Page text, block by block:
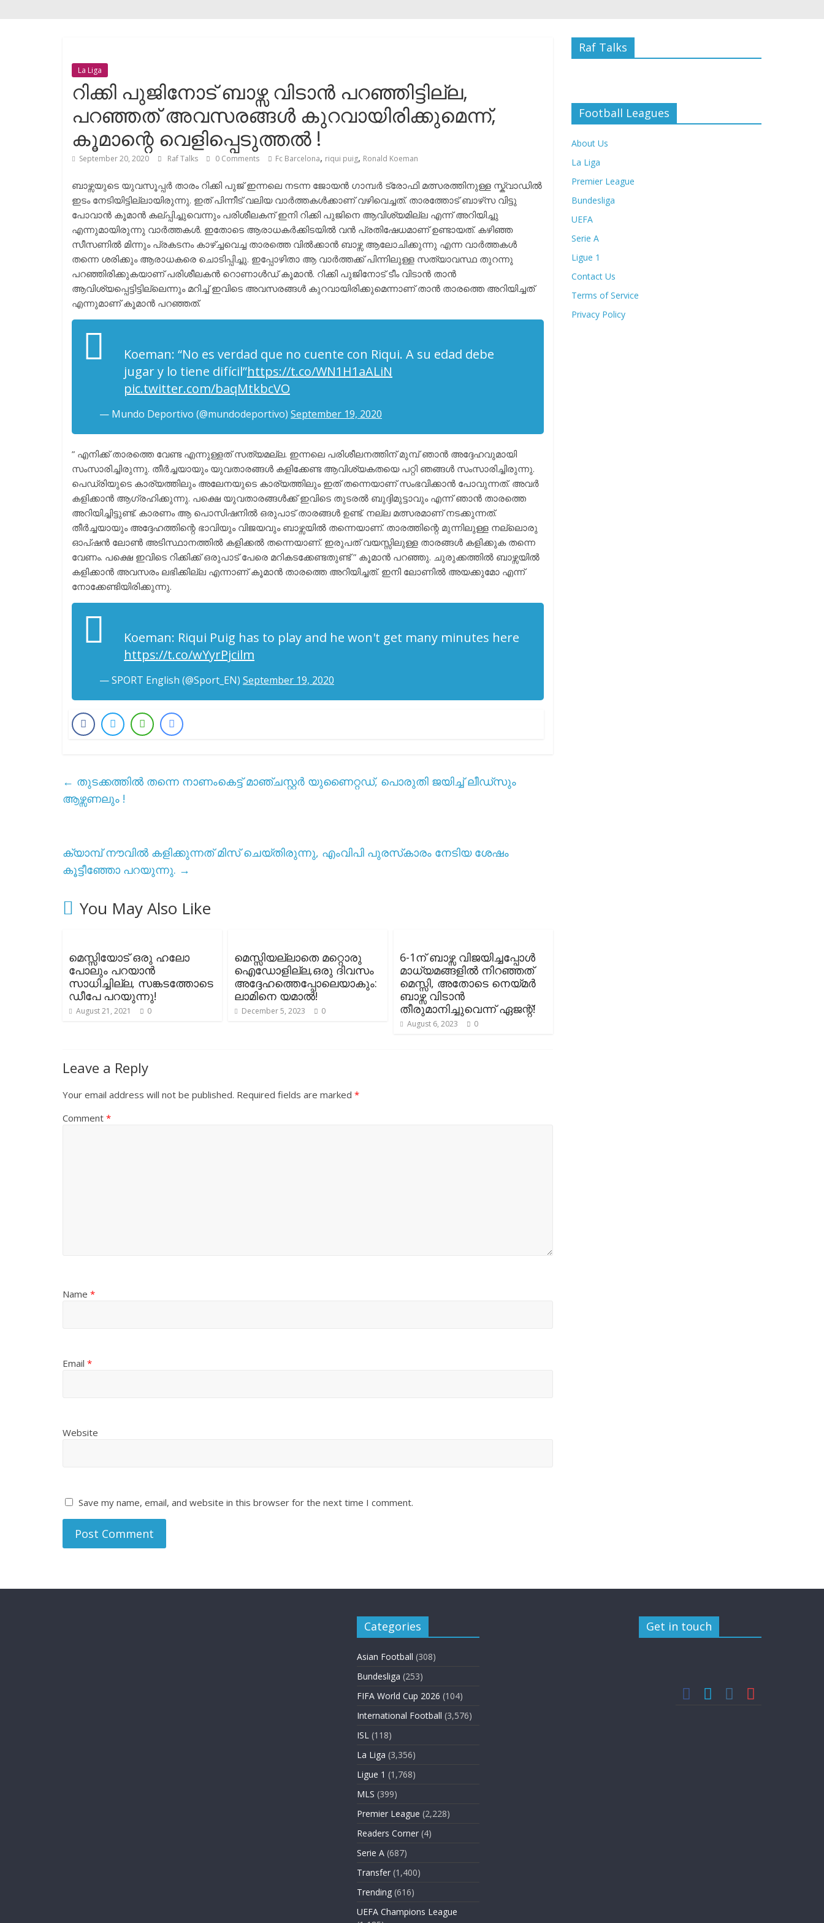
La Liga
റിക്കി പുജിനോട് ബാഴ്സ വിടാൻ പറഞ്ഞിട്ടില്ല,
പറഞ്ഞത് അവസരങ്ങൾ കുറവായിരിക്കുമെന്ന്,
കൂമാന്റെ വെളിപ്പെടുത്തൽ !
September 20, 2020 Raf Talks 0 Comments Fc Barcelona, riqui puig, Ronald Koeman
ബാഴ്സയുടെ യുവസൂപ്പർ താരം റിക്കി പുജ്‌ ഇന്നലെ നടന്ന ജോയൻ ഗാമ്പർ ട്രോഫി മത്സരത്തിനുള്ള സ്ക്വാഡിൽ
ഇടം നേടിയിട്ടില്ലായിരുന്നു. ഇത് പിന്നീട് വലിയ വാർത്തകൾക്കാണ് വഴിവെച്ചത്. താരത്തോട് ബാഴ്‌സ വിട്ടു
പോവാൻ കൂമാൻ കല്പ്പിച്ചുവെന്നും പരിശീലകന് ഇനി റിക്കി പുജിനെ ആവിശ്യമില്ല എന്ന് അറിയിച്ചു
എന്നുമായിരുന്നു വാർത്തകൾ. ഇതോടെ ആരാധകർക്കിടയിൽ വൻ പ്രതിഷേധമാണ് ഉണ്ടായത്. കഴിഞ്ഞ
സീസണിൽ മിന്നും പ്രകടനം കാഴ്ച്ചവെച്ച താരത്തെ വിൽക്കാൻ ബാഴ്സ ആലോചിക്കുന്നു എന്ന വാർത്തകൾ
തന്നെ ശരിക്കും ആരാധകരെ ചൊടിപ്പിച്ചു. ഇപ്പോഴിതാ ആ വാർത്തക്ക് പിന്നിലുള്ള സത്യാവസ്ഥ തുറന്നു
പറഞ്ഞിരിക്കുകയാണ് പരിശീലകൻ റൊണാൾഡ് കൂമാൻ. റിക്കി പുജിനോട് ടീം വിടാൻ താൻ
ആവിശ്യപ്പെട്ടിട്ടില്ലെന്നും മറിച്ച് ഇവിടെ അവസരങ്ങൾ കുറവായിരിക്കുമെന്നാണ് താൻ താരത്തെ അറിയിച്ചത്
എന്നുമാണ് കൂമാൻ പറഞ്ഞത്.
Koeman: “No es verdad que no cuente con Riqui. A su edad debe
jugar y lo tiene difícil”https://t.co/WN1H1aALiN
pic.twitter.com/baqMtkbcVO
— Mundo Deportivo (@mundodeportivo) September 19, 2020
” എനിക്ക് താരത്തെ വേണ്ട എന്നുള്ളത് സത്യമല്ല. ഇന്നലെ പരിശീലനത്തിന് മുമ്പ് ഞാൻ അദ്ദേഹവുമായി
സംസാരിച്ചിരുന്നു. തീർച്ചയായും യുവതാരങ്ങൾ കളിക്കേണ്ട ആവിശ്യകതയെ പറ്റി ഞങ്ങൾ സംസാരിച്ചിരുന്നു.
പെഡ്രിയുടെ കാര്യത്തിലും അലേനയുടെ കാര്യത്തിലും ഇത് തന്നെയാണ് സംഭവിക്കാൻ പോവുന്നത്. അവർ
കളിക്കാൻ ആഗ്രഹിക്കുന്നു. പക്ഷെ യുവതാരങ്ങൾക്ക് ഇവിടെ തുടരൽ ബുദ്ദിമുട്ടാവും എന്ന് ഞാൻ താരത്തെ
അറിയിച്ചിട്ടുണ്ട്. കാരണം ആ പൊസിഷനിൽ ഒരുപാട് താരങ്ങൾ ഉണ്ട്. നല്ല മത്സരമാണ് നടക്കുന്നത്.
തീർച്ചയായും അദ്ദേഹത്തിന്റെ ഭാവിയും വിജയവും ബാഴ്സയിൽ തന്നെയാണ്. താരത്തിന്റെ മുന്നിലുള്ള നല്ലൊരു
ഓപ്ഷൻ ലോൺ അടിസ്ഥാനത്തിൽ കളിക്കൽ തന്നെയാണ്. ഇരുപത് വയസ്സിലുള്ള താരങ്ങൾ കളിക്കുക തന്നെ
വേണം. പക്ഷെ ഇവിടെ റിക്കിക്ക് ഒരുപാട് പേരെ മറികടക്കേണ്ടതുണ്ട് ” കൂമാൻ പറഞ്ഞു. ചുരുക്കത്തിൽ ബാഴ്സയിൽ
കളിക്കാൻ അവസരം ലഭിക്കില്ല എന്നാണ് കൂമാൻ താരത്തെ അറിയിച്ചത്. ഇനി ലോണിൽ അയക്കുമോ എന്ന്
നോക്കേണ്ടിയിരിക്കുന്നു.
Koeman: Riqui Puig has to play and he won't get many minutes here
https://t.co/wYyrPjcilm
— SPORT English (@Sport_EN) September 19, 2020
← തുടക്കത്തിൽ തന്നെ നാണംകെട്ട് മാഞ്ചസ്റ്റർ യുണൈറ്റഡ്, പൊരുതി ജയിച്ച് ലീഡ്‌സും
ആഴ്സണലും !
ക്യാമ്പ് നൗവിൽ കളിക്കുന്നത് മിസ് ചെയ്തിരുന്നു, എംവിപി പുരസ്‌കാരം നേടിയ ശേഷം
കൂട്ടീഞ്ഞോ പറയുന്നു. →
You May Also Like
മെസ്സിയോട് ഒരു ഹലോ
പോലും പറയാൻ
സാധിച്ചില്ല, സങ്കടത്തോടെ
ഡീപേ പറയുന്നു!
August 21, 2021 0
മെസ്സിയല്ലാതെ മറ്റൊരു
ഐഡോളില്ല,ഒരു ദിവസം
അദ്ദേഹത്തെപ്പോലെയാകും:
ലാമിനെ യമാൽ!
December 5, 2023 0
6-1ന് ബാഴ്സ വിജയിച്ചപ്പോൾ
മാധ്യമങ്ങളിൽ നിറഞ്ഞത്
മെസ്സി, അതോടെ നെയ്മർ
ബാഴ്സ വിടാൻ
തീരുമാനിച്ചുവെന്ന് ഏജന്റ്!
August 6, 2023 0
Leave a Reply
Your email address will not be published. Required fields are marked *
Comment *
Name *
Email *
Website
Save my name, email, and website in this browser for the next time I comment.
Raf Talks
Football Leagues
About Us
La Liga
Premier League
Bundesliga
UEFA
Serie A
Ligue 1
Contact Us
Terms of Service
Privacy Policy
Categories
Asian Football (308)
Bundesliga (253)
FIFA World Cup 2026 (104)
International Football (3,576)
ISL (118)
La Liga (3,356)
Ligue 1 (1,768)
MLS (399)
Premier League (2,228)
Readers Corner (4)
Serie A (687)
Transfer (1,400)
Trending (616)
UEFA Champions League
Get in touch